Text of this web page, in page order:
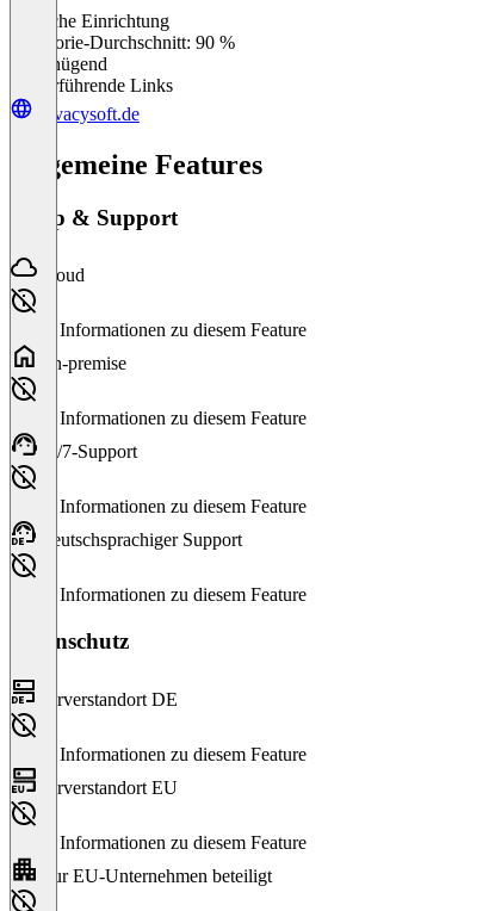
Einfache Einrichtung
Kategorie-Durchschnitt: 90 %
Ungenügend
Weiterführende Links
privacysoft.de
Allgemeine Features
Setup & Support
Cloud
Keine Informationen zu diesem Feature
On-premise
Keine Informationen zu diesem Feature
24/7-Support
Keine Informationen zu diesem Feature
Deutschsprachiger Support
Keine Informationen zu diesem Feature
Datenschutz
Serverstandort DE
Keine Informationen zu diesem Feature
Serverstandort EU
Keine Informationen zu diesem Feature
Nur EU-Unternehmen beteiligt